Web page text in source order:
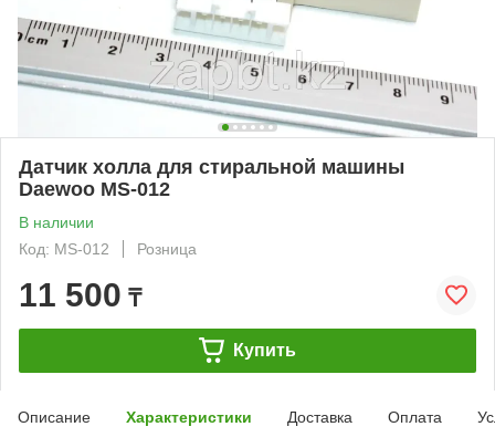
Датчик холла для стиральной машины
Daewoo MS-012
В наличии
Код: MS-012
Розница
11 500 ₸
Купить
Описание Характеристики Доставка Оплата